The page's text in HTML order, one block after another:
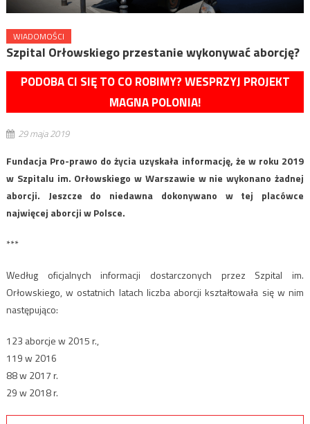
WIADOMOŚCI
Szpital Orłowskiego przestanie wykonywać aborcję?
PODOBA CI SIĘ TO CO ROBIMY? WESPRZYJ PROJEKT
MAGNA POLONIA!
29 maja 2019
Fundacja Pro-prawo do życia uzyskała informację, że w roku 2019
w Szpitalu im. Orłowskiego w Warszawie w nie wykonano żadnej
aborcji. Jeszcze do niedawna dokonywano w tej placówce
najwięcej aborcji w Polsce.
***
Według oficjalnych informacji dostarczonych przez Szpital im.
Orłowskiego, w ostatnich latach liczba aborcji kształtowała się w nim
następująco:
123 aborcje w 2015 r.,
119 w 2016
88 w 2017 r.
29 w 2018 r.